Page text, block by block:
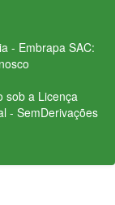
- Embrapa SAC:
sob a Licença
- SemDerivações